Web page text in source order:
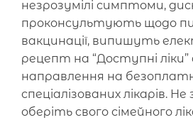
незрозумілі симптоми,
проконсультують щодо
вакцинації, випишуть
рецепт на “Доступні
направлення на
спеціалізованих лікарів. Не
оберіть свого сімейного